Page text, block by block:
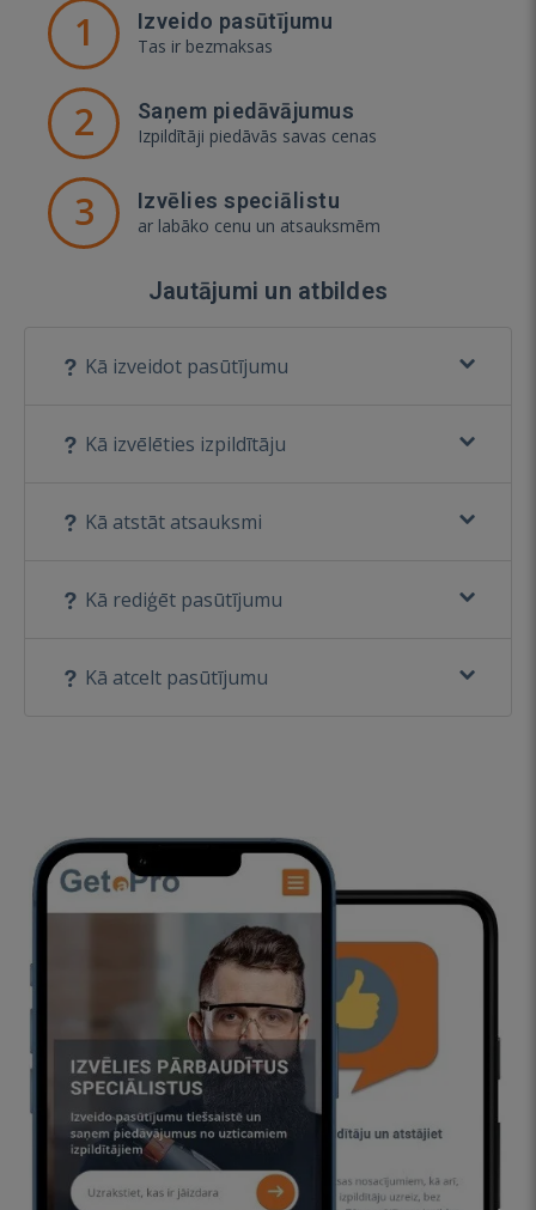
1 Izveido pasūtījumu
Tas ir bezmaksas
2 Saņem piedāvājumus
Izpildītāji piedāvās savas cenas
3 Izvēlies speciālistu
ar labāko cenu un atsauksmēm
Jautājumi un atbildes
Kā izveidot pasūtījumu
Kā izvēlēties izpildītāju
Kā atstāt atsauksmi
Kā rediģēt pasūtījumu
Kā atcelt pasūtījumu